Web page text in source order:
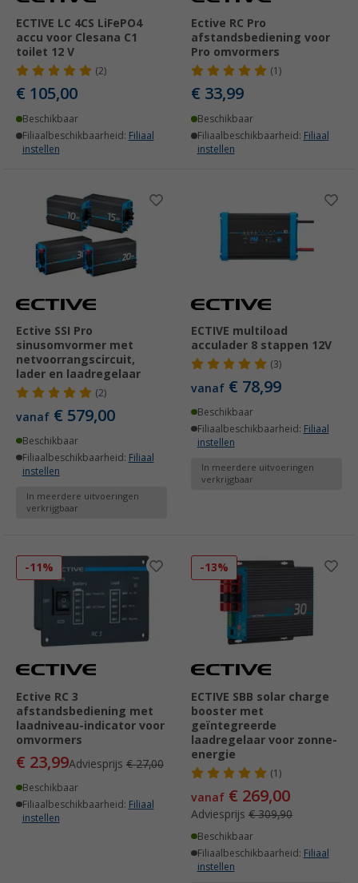
ECTIVE LC 4CS LiFePO4
accu voor Clesana C1
toilet 12 V
(2)
€ 105,00
Beschikbaar
Filiaalbeschikbaarheid: Filiaal
instellen
Ective RC Pro
afstandsbediening voor
Pro omvormers
(1)
€ 33,99
Beschikbaar
Filiaalbeschikbaarheid: Filiaal
instellen
Ective SSI Pro
sinusomvormer met
netvoorrangscircuit,
lader en laadregelaar
(2)
vanaf € 579,00
Beschikbaar
Filiaalbeschikbaarheid: Filiaal
instellen
In meerdere uitvoeringen
verkrijgbaar
ECTIVE multiload
acculader 8 stappen 12V
(3)
vanaf € 78,99
Beschikbaar
Filiaalbeschikbaarheid: Filiaal
instellen
In meerdere uitvoeringen
verkrijgbaar
-11%
Ective RC 3
afstandsbediening met
laadniveau-indicator voor
omvormers
€ 23,99Adviesprijs € 27,00
Beschikbaar
Filiaalbeschikbaarheid: Filiaal
instellen
-13%
ECTIVE SBB solar charge
booster met
geïntegreerde
laadregelaar voor zonne-
energie
(1)
vanaf € 269,00
Adviesprijs € 309,90
Beschikbaar
Filiaalbeschikbaarheid: Filiaal
instellen